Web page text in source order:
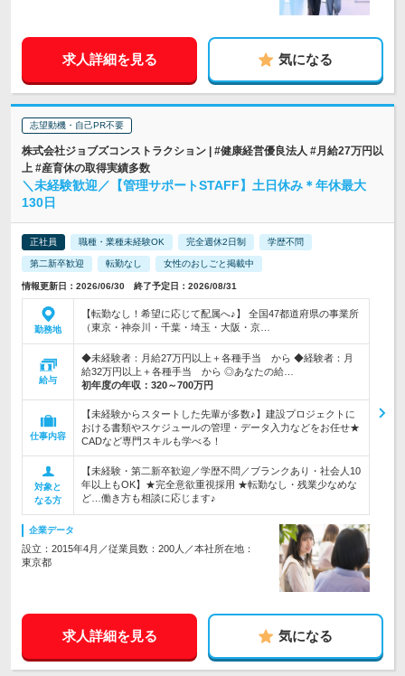
求人詳細を見る 気になる
志望動機・自己PR不要
株式会社ジョブズコンストラクション | #健康経営優良法人 #月給27万円以
上 #産育休の取得実績多数
＼未経験歓迎／【管理サポートSTAFF】土日休み＊年休最大
130日
正社員 職種・業種未経験OK 完全週休2日制 学歴不問
第二新卒歓迎 転勤なし 女性のおしごと掲載中
情報更新日：2026/06/30 終了予定日：2026/08/31
勤務地
【転勤なし！希望に応じて配属へ♪】 全国47都道府県の事業所
（東京・神奈川・千葉・埼玉・大阪・京…
給与
◆未経験者：月給27万円以上＋各種手当 から ◆経験者：月
給32万円以上＋各種手当 から ◎あなたの給…
初年度の年収： 320～700万円
仕事内容
【未経験からスタートした先輩が多数♪】建設プロジェクトに
おける書類やスケジュールの管理・データ入力などをお任せ★
CADなど専門スキルも学べる！
対象と
なる方
【未経験・第二新卒歓迎／学歴不問／ブランクあり・社会人10
年以上もOK】★完全意欲重視採用 ★転勤なし・残業少なめな
ど…働き方も相談に応じます♪
企業データ
設立：2015年4月／従業員数：200人／本社所在地：
東京都
求人詳細を見る 気になる